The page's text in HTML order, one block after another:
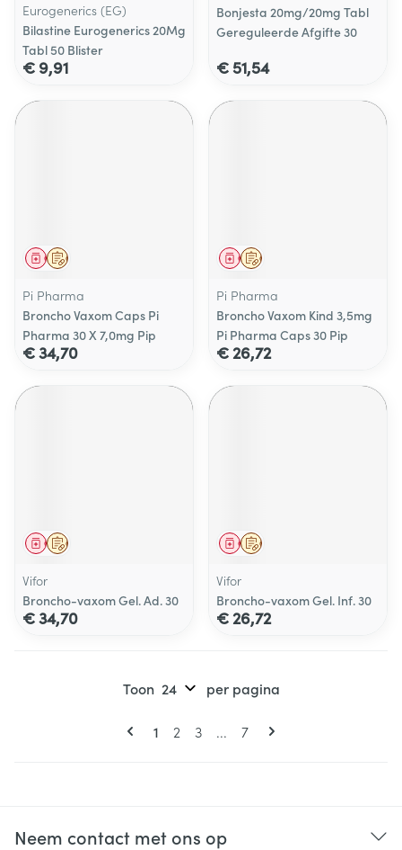
Eurogenerics (EG)
Bilastine Eurogenerics 20Mg
Tabl 50 Blister
€ 9,91
Bonjesta 20mg/20mg Tabl
Gereguleerde Afgifte 30
€ 51,54
Op voorschrift
Geneesmiddel
Pi Pharma
Broncho Vaxom Caps Pi
Pharma 30 X 7,0mg Pip
€ 34,70
Op voorschrift
Geneesmiddel
Pi Pharma
Broncho Vaxom Kind 3,5mg
Pi Pharma Caps 30 Pip
€ 26,72
Op voorschrift
Geneesmiddel
Vifor
Broncho-vaxom Gel. Ad. 30
€ 34,70
Op voorschrift
Geneesmiddel
Vifor
Broncho-vaxom Gel. Inf. 30
€ 26,72
Pagina's
U lees momenteel pagina
1 Pagina
2 Pagina
3 ... Pagina
7
Toon per pagina
Neem contact met ons op